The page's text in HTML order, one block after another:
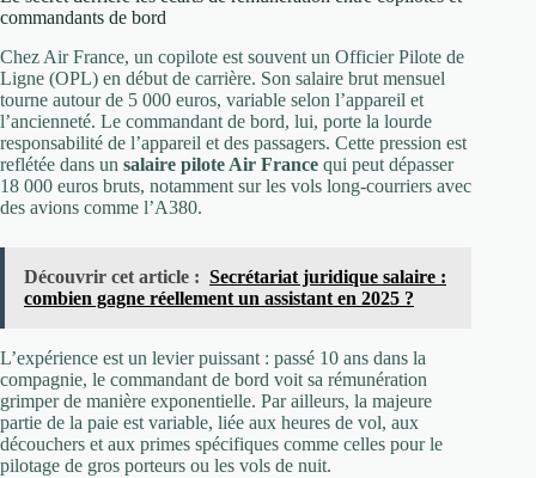
commandants de bord
Chez Air France, un copilote est souvent un Officier Pilote de
Ligne (OPL) en début de carrière. Son salaire brut mensuel
tourne autour de 5 000 euros, variable selon l’appareil et
l’ancienneté. Le commandant de bord, lui, porte la lourde
responsabilité de l’appareil et des passagers. Cette pression est
reflétée dans un salaire pilote Air France qui peut dépasser
18 000 euros bruts, notamment sur les vols long-courriers avec
des avions comme l’A380.
Découvrir cet article : Secrétariat juridique salaire :
combien gagne réellement un assistant en 2025 ?
L’expérience est un levier puissant : passé 10 ans dans la
compagnie, le commandant de bord voit sa rémunération
grimper de manière exponentielle. Par ailleurs, la majeure
partie de la paie est variable, liée aux heures de vol, aux
découchers et aux primes spécifiques comme celles pour le
pilotage de gros porteurs ou les vols de nuit.